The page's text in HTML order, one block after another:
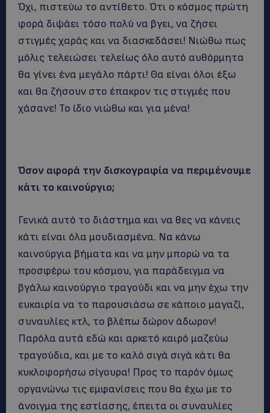
Όχι, πιστεύω το αντίθετο. Ότι ο κόσμος πρώτη
φορά διψάει τόσο πολύ να βγει, να ζήσει
στιγμές χαράς και να διασκεδάσει! Νιώθω πως
μόλις τελειώσει τελείως όλο αυτό αυθόρμητα
θα γίνει ένα μεγάλο πάρτι! Θα είναι όλοι έξω
και θα ζήσουν στο έπακρον τις στιγμές που
χάσανε! Το ίδιο νιώθω και για μένα!
Όσον αφορά την δισκογραφία να περιμένουμε
κάτι το καινούργιο;
Γενικά αυτό το διάστημα και να θες να κάνεις
κάτι είναι όλα μουδιασμένα. Να κάνω
καινούργια βήματα και να μην μπορώ να τα
προσφέρω του κόσμου, για παράδειγμα να
βγάλω καινούργιο τραγούδι και να μην έχω την
ευκαιρία να το παρουσιάσω σε κάποιο μαγαζί,
συναυλίες κτλ, το βλέπω δώρον άδωρον!
Παρόλα αυτά εδώ και αρκετό καιρό μαζεύω
τραγούδια, και με το καλό σιγά σιγά κάτι θα
κυκλοφορήσω σίγουρα! Προς το παρόν όμως
οργανώνω τις εμφανίσεις που θα έχω με το
άνοιγμα της εστίασης, έπειτα οι συναυλίες